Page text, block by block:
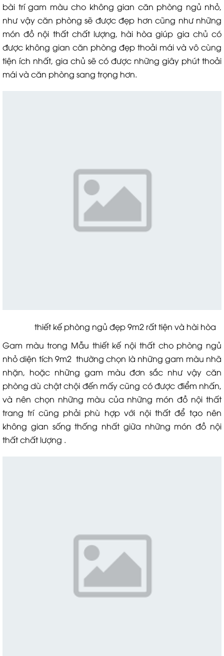
bài trí gam màu cho không gian căn phòng ngủ nhỏ,
như vậy căn phòng sẽ được đẹp hơn cũng như những
món đồ nội thất chất lượng, hài hòa giúp gia chủ có
được không gian căn phòng đẹp thoải mái và vô cùng
tiện ích nhất, gia chủ sẽ có được những giây phút thoải
mái và căn phòng sang trọng hơn.
thiết kế phòng ngủ đẹp 9m2 rất tiện và hài hòa
Gam màu trong Mẫu thiết kế nội thất cho phòng ngủ
nhỏ diện tích 9m2 thường chọn là những gam màu nhã
nhặn, hoặc những gam màu đơn sắc như vậy căn
phòng dù chật chội đến mấy cũng có được điểm nhấn,
và nên chọn những màu của những món đồ nội thất
trang trí cũng phải phù hợp với nội thất để tạo nên
không gian sống thống nhất giữa những món đồ nội
thất chất lượng .